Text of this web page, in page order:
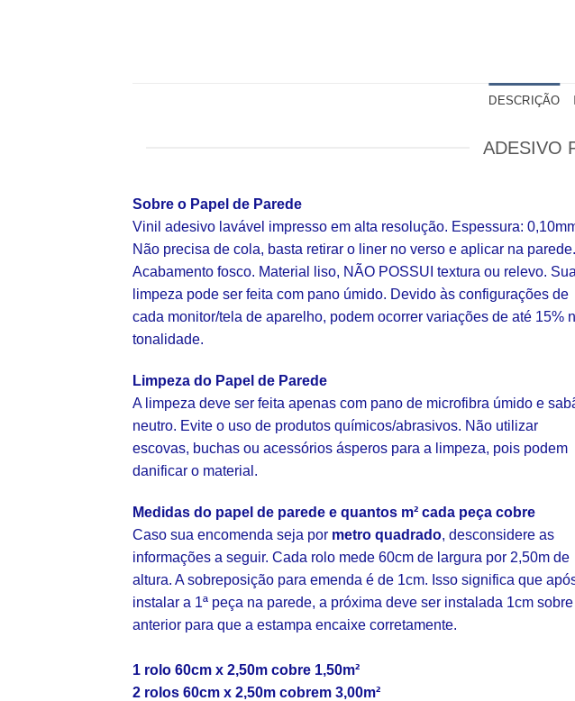
DESCRIÇÃO
ADESIVO
Sobre o Papel de Parede
Vinil adesivo lavável impresso em alta resolução. Espessura:
Não precisa de cola, basta retirar o liner no verso e aplicar na parede.
Acabamento fosco. Material liso, NÃO POSSUI textura ou relevo. Sua
limpeza pode ser feita com pano úmido. Devido às configurações de
cada monitor/tela de aparelho, podem ocorrer variações de até 15%
tonalidade.
Limpeza do Papel de Parede
A limpeza deve ser feita apenas com pano de microfibra úmido e
neutro. Evite o uso de produtos químicos/abrasivos. Não utilizar
escovas, buchas ou acessórios ásperos para a limpeza, pois podem
danificar o material.
Medidas do papel de parede e quantos m² cada peça cobre
Caso sua encomenda seja por metro quadrado, desconsidere as
informações a seguir. Cada rolo mede 60cm de largura por 2,50m de
altura. A sobreposição para emenda é de 1cm. Isso significa que
instalar a 1ª peça na parede, a próxima deve ser instalada 1cm sobre
anterior para que a estampa encaixe corretamente.
1 rolo 60cm x 2,50m cobre 1,50m²
2 rolos 60cm x 2,50m cobrem 3,00m²